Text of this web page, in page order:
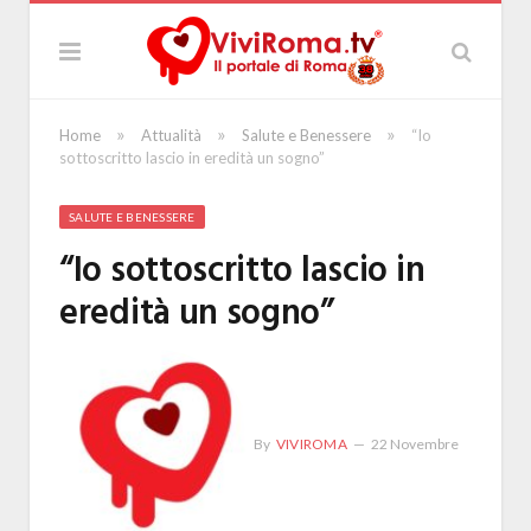
Home » Attualità » Salute e Benessere »
“Io
sottoscritto lascio in eredità un sogno”
SALUTE E BENESSERE
“Io sottoscritto lascio in
eredità un sogno”
By VIVIROMA 22 Novembre